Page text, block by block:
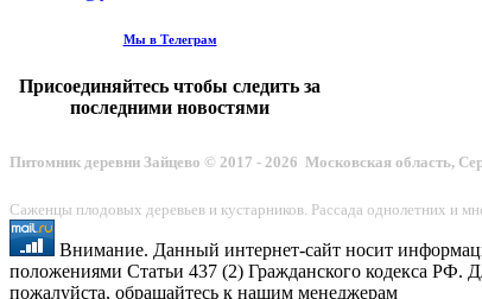
Мы в Телеграм
Присоединяйтесь чтобы следить за
последними новостями
Питомник деревни Зайцево © 2017 - 2026 Московская область,
Саженцы плодовых деревьев и кустарников. Рассада однолетних и
Внимание. Данный интернет-сайт носит
положениями Статьи 437 (2) Гражданского кодекса РФ.
пожалуйста, обращайтесь к нашим менеджерам